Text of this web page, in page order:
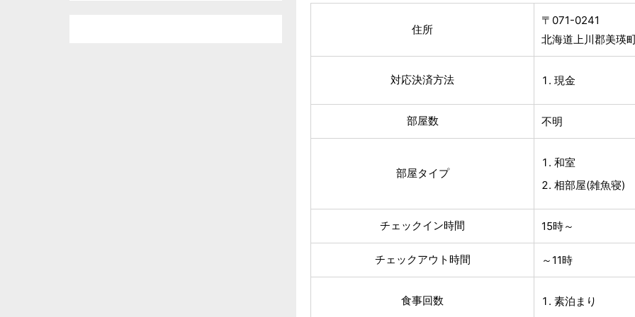
住所
〒071-0241
北海道上川郡美瑛
対応決済方法 現金
部屋数 不明
部屋タイプ
和室
相部屋(雑魚寝)
チェックイン時間 15時～
チェックアウト時間 ～11時
食事回数 素泊まり